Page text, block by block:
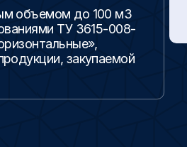
объемом до 100 м3
ТУ 3615-008-
закупаемой